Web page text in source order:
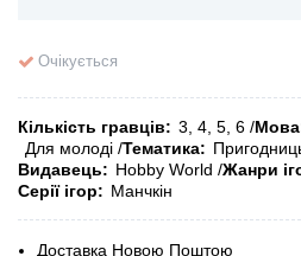
Очікується
Кількість гравців 3, 4, 5, 6 Мова
Для молоді Тематика
Видавець
Hobby World Жанри
Серії ігор
Манчкін
Доставка Новою Поштою